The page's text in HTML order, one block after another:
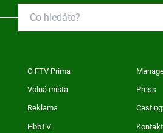
O FTV Prima
Volná místa Press
Reklama
HbbTV